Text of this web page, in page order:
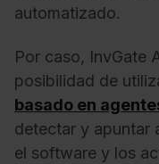
automatizado.
Por caso, InvGate
posibilidad de
basado en
detectar y apuntar
el software y los